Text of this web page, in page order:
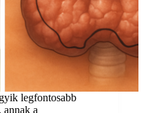
legfontosabb
a